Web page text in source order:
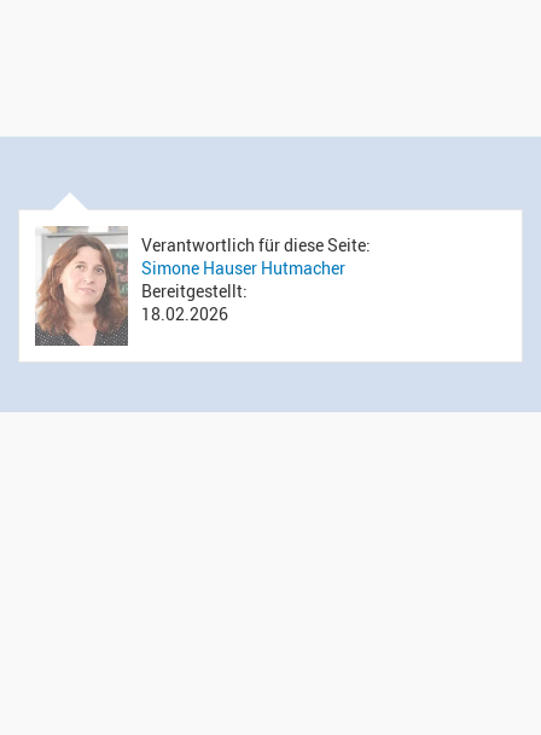
Verantwortlich für diese Seite:
Simone Hauser Hutmacher
Bereitgestellt:
18.02.2026